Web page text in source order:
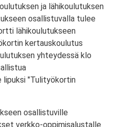
ja lähikoulutuksen
osallistuvalla tulee
lähikoulutukseen
kertauskoulutus
yhteydessä klo
lipuksi "Tulityökortin
osallistuville
verkko-oppimisalustalle